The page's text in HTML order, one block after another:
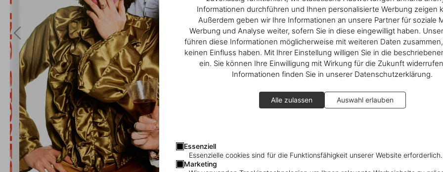
Informationen durchführen und Ihnen personalisierte Werbung zeigen
Außerdem geben wir Ihre Informationen an unsere Partner für soziale
Werbung und Analyse weiter, sofern Sie in diese eingewilligt haben.
führen diese Informationen möglicherweise mit weiteren Daten
keinen Einfluss haben. Mit Ihrer Einstellung willigen Sie in die
ein. Sie können Ihre Einwilligung mit Wirkung für die Zukunft
Informationen finden Sie in unserer Datenschutzerklärung.
Alle zulassen Auswahl erlauben
Essenziell
Essenzielle cookies sind für die Funktionsfähigkeit unserer Website erforderlich.
Marketing